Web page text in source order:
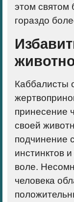
этом святом
гораздо
Каббалисты
принесение
своей
подчинение
инстинктов
воле.
человека